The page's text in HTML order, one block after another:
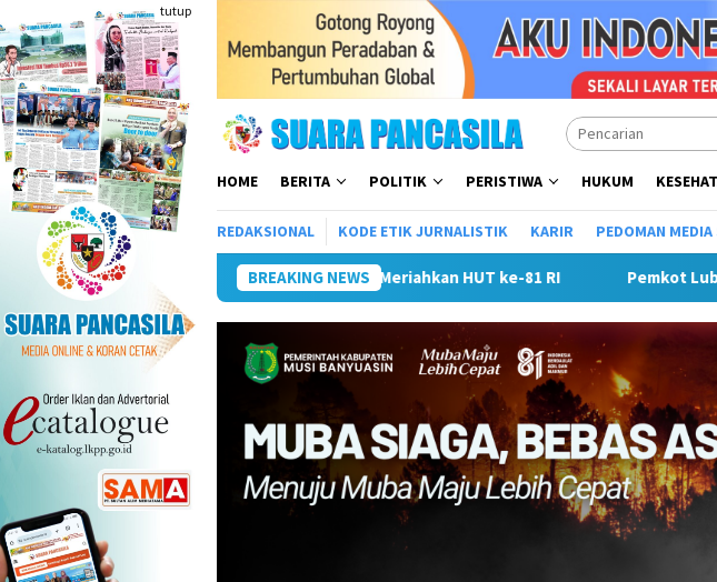
ke
konten
tutup
HOME BERITA POLITIK PERISTIWA HUKUM
REDAKSIONAL KODE ETIK JURNALISTIK KARIR PEDOMAN MEDIA
BREAKING NEWS
HUT ke-81 RI Pemkot Lubuk Linggau Sosialisasikan Tanda Tangan Elektronik